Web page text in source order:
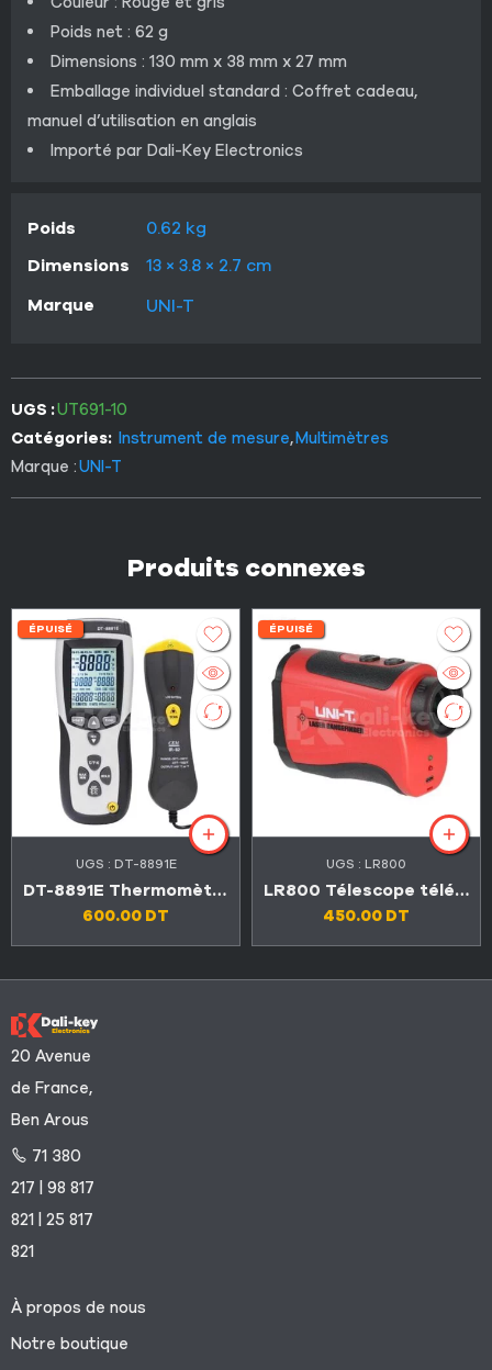
Poids net : 62 g
Dimensions : 130 mm x 38 mm x 27 mm
Emballage individuel standard : Coffret cadeau,
manuel d’utilisation en anglais
Importé par Dali-Key Electronics
Poids
0.62 kg
Dimensions
13 × 3.8 × 2.7 cm
Marque
UNI-T
UGS :UT691-10
Catégories: Instrument de mesure,Multimètres
Marque :UNI-T
Produits connexes
ÉPUISÉ
UGS : DT-8891E
DT-8891E Thermomètre à thermocouple professionnel
600.00 DT
ÉPUISÉ
UGS : LR800
LR800 Télescope télémètre laser 800 mètres
450.00 DT
20 Avenue
de France,
Ben Arous
71 380
217 | 98 817
821 | 25 817
821
À propos de nous
Notre boutique